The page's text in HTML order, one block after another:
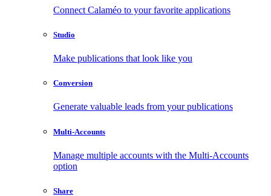
Connect Calaméo to your favorite applications
Studio
Make publications that look like you
Conversion
Generate valuable leads from your publications
Multi-Accounts
Manage multiple accounts with the Multi-Accounts
option
Share